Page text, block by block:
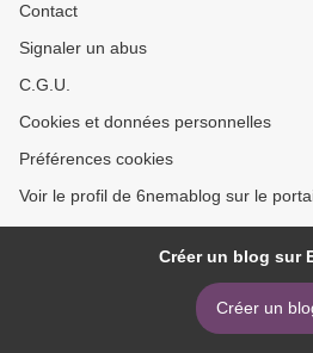
Contact
Signaler un abus
C.G.U.
Cookies et données personnelles
Préférences cookies
Voir le profil de 6nemablog sur le
Créer un blog sur
Créer un